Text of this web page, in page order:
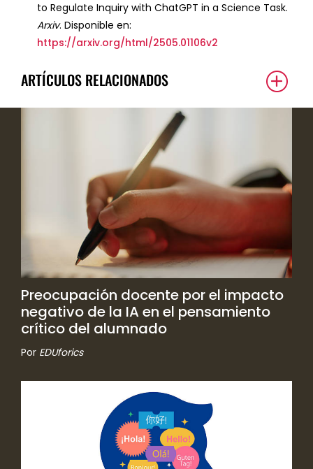
to Regulate Inquiry with ChatGPT in a Science Task.
Arxiv. Disponible en:
https://arxiv.org/html/2505.01106v2
ARTÍCULOS RELACIONADOS
Preocupación docente por el impacto
negativo de la IA en el pensamiento
crítico del alumnado
Por EDUforics